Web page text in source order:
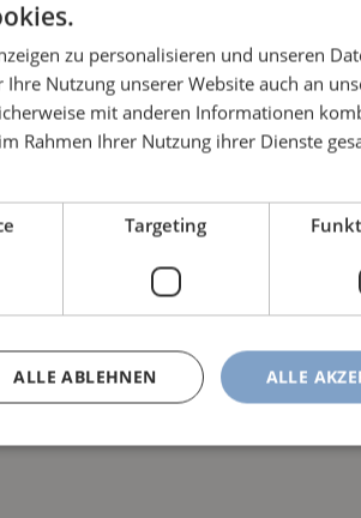
zu personalisieren und unseren
Nutzung unserer Website auch an
mit anderen Informationen
Rahmen Ihrer Nutzung ihrer Dienste
Targeting
ALLE
ALLE ABLEHNEN